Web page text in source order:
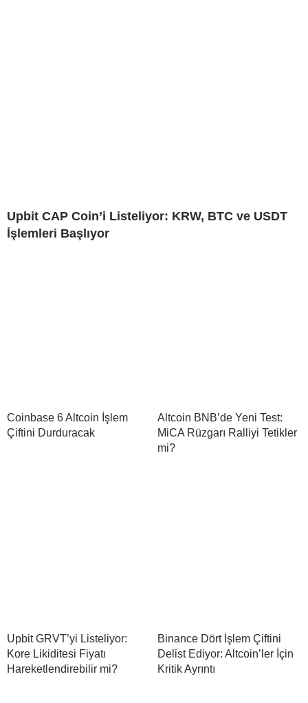
Upbit CAP Coin’i Listeliyor: KRW, BTC ve USDT
İşlemleri Başlıyor
Coinbase 6 Altcoin İşlem
Çiftini Durduracak
Altcoin BNB’de Yeni Test:
MiCA Rüzgarı Ralliyi Tetikler
mi?
Upbit GRVT’yi Listeliyor:
Kore Likiditesi Fiyatı
Hareketlendirebilir mi?
Binance Dört İşlem Çiftini
Delist Ediyor: Altcoin’ler İçin
Kritik Ayrıntı